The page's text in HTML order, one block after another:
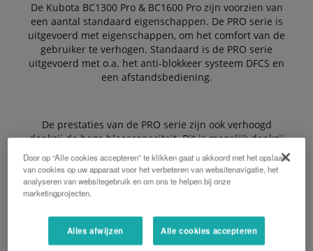
De Kubota BC1300 Pro & BC1600 Pro zijn voorzien van
een aantal standaard eigenschappen. De PRO serie is
uitgevoerd met eigenschappen, om het comfort van de
gebruiker te verhogen. Standaard is de PRO serie
uitgevoerd met o.a. het anti-blokkeer systeem DFCS en
een afstandsbediening.
De prestaties van de PRO serie zijn ook verhoogd
dankzij de hoge blaascapaciteit. Dit is mogelijk dankzij
de 3-staps blaaspijp en een nieuwe vliegwiel
configuratie.
De Voordelen:
Door op “Alle cookies accepteren” te klikken gaat u akkoord met het opslaan
van cookies op uw apparaat voor het verbeteren van websitenavigatie, het
analyseren van websitegebruik en om ons te helpen bij onze
marketingprojecten.
Alles afwijzen Alle cookies accepteren